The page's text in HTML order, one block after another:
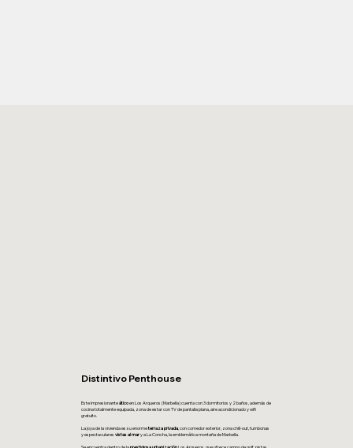
Distintivo Penthouse
Este impresionanteáticoen Los Arqueros (Marbella) cuenta con 3 dormitorios y 2 baños, además de
cocina totalmente equipada, zona de estar con TV de pantalla plana, aire acondicionado y wifi
gratuito.
La joya de la vivienda es su enormeterraza privada , con comedor exterior, zona chill-out, tumbonas
y espectacularesvistas al mary a La Concha, la emblemática montaña de Marbella.
Se encuentra dentro de laprestigiosa urbanizaciónLos Arqueros, que ofrece campo de golf, pistas